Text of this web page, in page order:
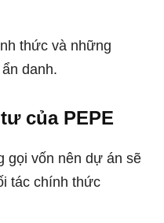
thức và những
danh.
của PEPE
gọi vốn nên dự án sẽ
tác chính thức